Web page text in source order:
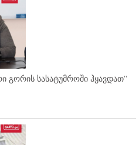
გორის სასატუმროში ჰყავდათ''